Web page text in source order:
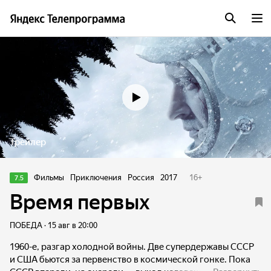
Трейлер
7.5 Фильмы Приключения Россия 2017 16+
Время первых
ПОБЕДА · 15 авг в 20:00
1960-е, разгар холодной войны. Две супердержавы СССР
и США бьются за первенство в космической гонке. Пока